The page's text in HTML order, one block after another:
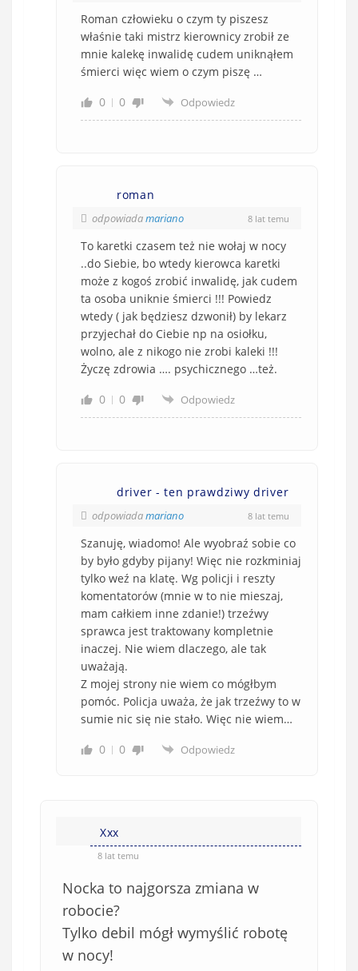
Roman człowieku o czym ty piszesz
właśnie taki mistrz kierownicy zrobił ze
mnie kalekę inwalidę cudem uniknąłem
śmierci więc wiem o czym piszę …
0
0 Odpowiedz
roman
odpowiadamariano 8 lat temu
To karetki czasem też nie wołaj w nocy
..do Siebie, bo wtedy kierowca karetki
może z kogoś zrobić inwalidę, jak cudem
ta osoba uniknie śmierci !!! Powiedz
wtedy ( jak będziesz dzwonił) by lekarz
przyjechał do Ciebie np na osiołku,
wolno, ale z nikogo nie zrobi kaleki !!!
Życzę zdrowia …. psychicznego …też.
0
0 Odpowiedz
driver - ten prawdziwy driver
odpowiadamariano 8 lat temu
Szanuję, wiadomo! Ale wyobraź sobie co
by było gdyby pijany! Więc nie rozkminiaj
tylko weź na klatę. Wg policji i reszty
komentatorów (mnie w to nie mieszaj,
mam całkiem inne zdanie!) trzeźwy
sprawca jest traktowany kompletnie
inaczej. Nie wiem dlaczego, ale tak
uważają.
Z mojej strony nie wiem co mógłbym
pomóc. Policja uważa, że jak trzeźwy to w
sumie nic się nie stało. Więc nie wiem…
0
0 Odpowiedz
Xxx
8 lat temu
Nocka to najgorsza zmiana w
robocie?
Tylko debil mógł wymyślić robotę
w nocy!